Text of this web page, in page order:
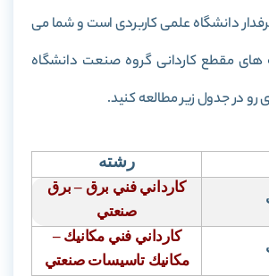
دانشگاه علمی کاربردی است و شما می
های مقطع کاردانی گروه صنعت دانشگاه
رو در جدول زیر مطالعه کنید.
رشته
كارداني فني برق – برق
صنعتي
كارداني فني مكانيك –
مكانيك تاسيسات صنعتي